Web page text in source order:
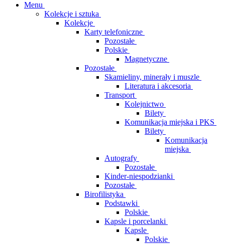
Menu
Kolekcje i sztuka
Kolekcje
Karty telefoniczne
Pozostałe
Polskie
Magnetyczne
Pozostałe
Skamieliny, minerały i muszle
Literatura i akcesoria
Transport
Kolejnictwo
Bilety
Komunikacja miejska i PKS
Bilety
Komunikacja
miejska
Autografy
Pozostałe
Kinder-niespodzianki
Pozostałe
Birofilistyka
Podstawki
Polskie
Kapsle i porcelanki
Kapsle
Polskie